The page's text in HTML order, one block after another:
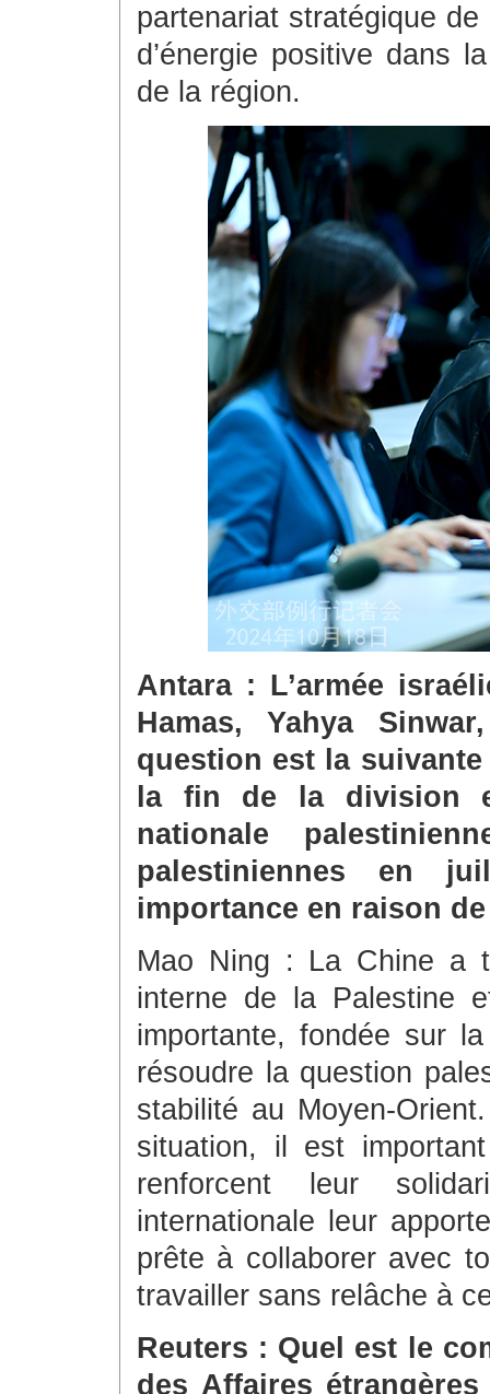
partenariat stratégique
d’énergie positive dans
de la région.
Antara : L’armée
Hamas, Yahya
question est la
la fin de la division
nationale
palestiniennes en
importance en raison
Mao Ning : La Chine a
interne de la Palestine
importante, fondée sur
résoudre la question
stabilité au Moyen-
situation, il est
renforcent leur
internationale leur
prête à collaborer avec
travailler sans relâche à
Reuters : Quel est le
des Affaires